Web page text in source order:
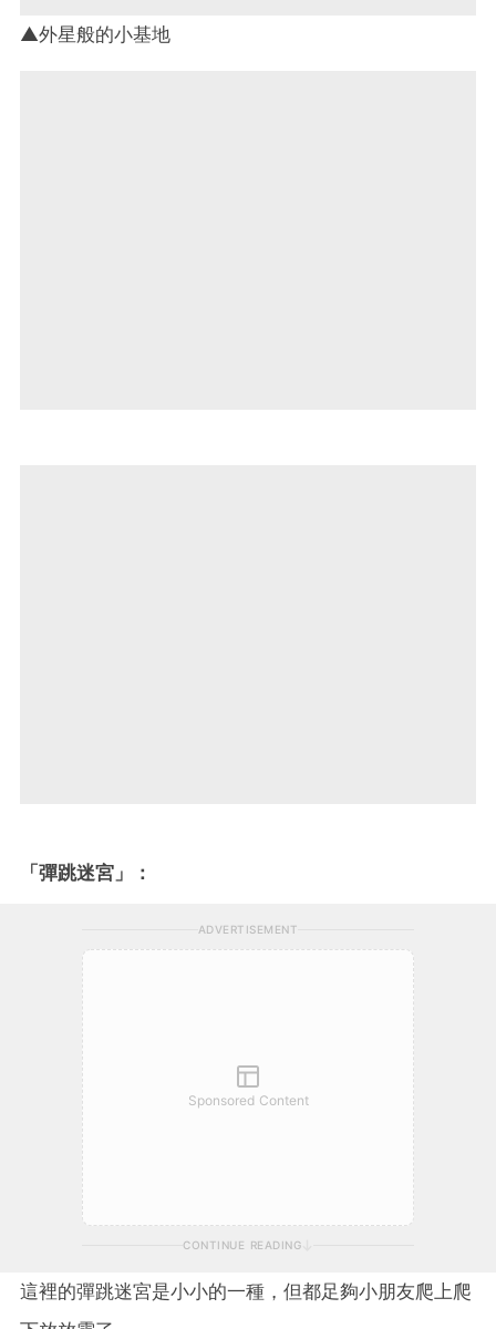
▲外星般的小基地
「彈跳迷宮」：
ADVERTISEMENT
Sponsored Content
CONTINUE READING
這裡的彈跳迷宮是小小的一種，但都足夠小朋友爬上爬